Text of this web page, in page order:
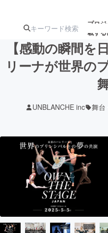
プロ
載す
注目の新着
テクノロジー・ガ
映像・映画
ビジネス・起業
【感動の瞬間を
リーナが世界の
UNBLANCHE inc 舞台